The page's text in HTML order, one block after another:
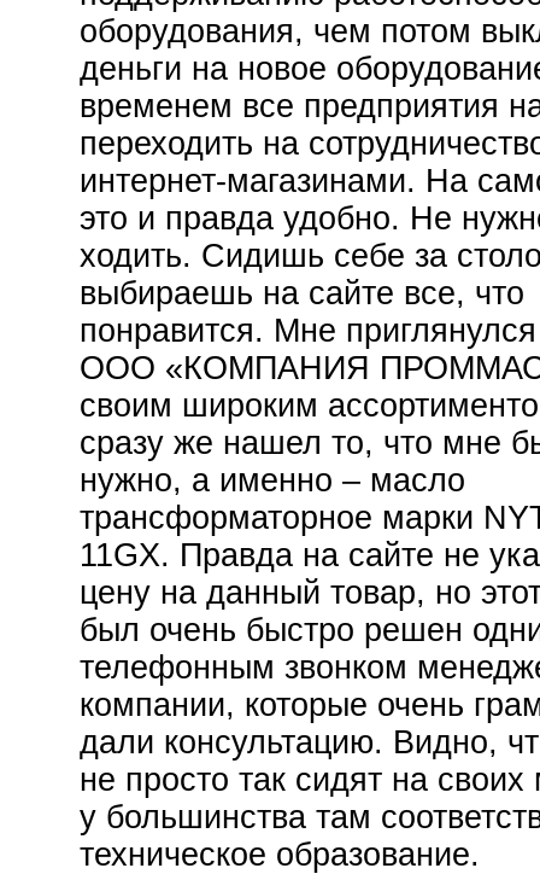
оборудования, чем потом
деньги на новое
временем все предприятия
переходить на
интернет-магазинами. На
это и правда удобно. Не
ходить. Сидишь себе за
выбираешь на сайте все, что
понравится. Мне
ООО «КОМПАНИЯ
своим широким
сразу же нашел то, что мне
нужно, а именно – масло
трансформаторное марки
11GX. Правда на сайте не
цену на данный товар, но
был очень быстро решен
телефонным звонком
компании, которые очень
дали консультацию. Видно,
не просто так сидят на своих
у большинства там
техническое образование.